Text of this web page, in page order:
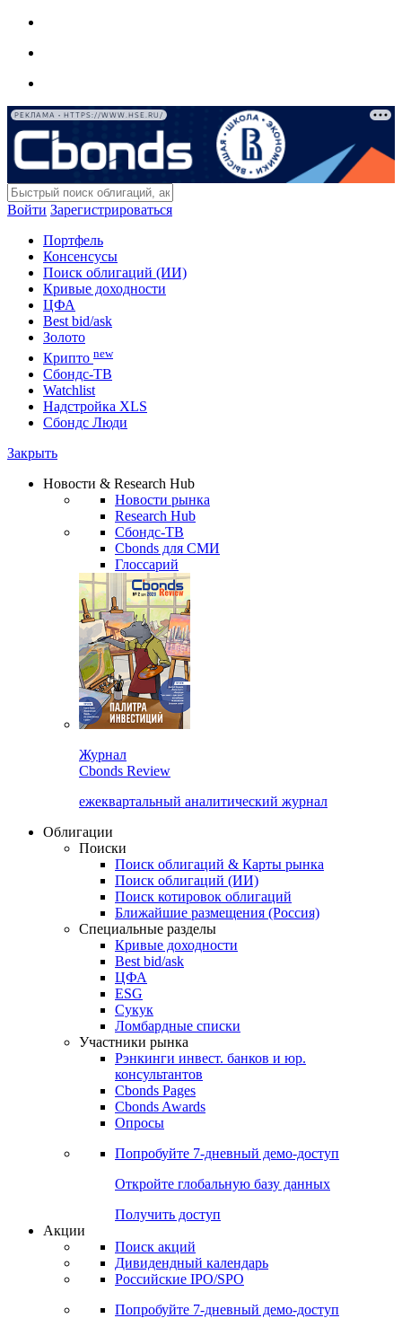
РЕКЛАМА • HTTPS://WWW.HSE.RU/
Войти Зарегистрироваться
Портфель
Консенсусы
Поиск облигаций (ИИ)
Кривые доходности
ЦФА
Best bid/ask
Золото
Крипто new
Сбондс-ТВ
Watchlist
Надстройка XLS
Сбондс Люди
Закрыть
Новости & Research Hub
Новости рынка
Research Hub
Сбондс-ТВ
Cbonds для СМИ
Глоссарий
Журнал
Cbonds Review
ежеквартальный аналитический журнал
Облигации
Поиски
Поиск облигаций & Карты рынка
Поиск облигаций (ИИ)
Поиск котировок облигаций
Ближайшие размещения (Россия)
Специальные разделы
Кривые доходности
Best bid/ask
ЦФА
ESG
Сукук
Ломбардные списки
Участники рынка
Рэнкинги инвест. банков и юр.
консультантов
Cbonds Pages
Cbonds Awards
Опросы
Попробуйте 7-дневный демо-доступ
Откройте глобальную базу данных
Получить доступ
Акции
Поиск акций
Дивидендный календарь
Российские IPO/SPO
Попробуйте 7-дневный демо-доступ